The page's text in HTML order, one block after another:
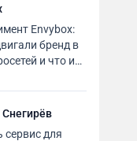
Envybox:
бренд в
и что из
сервис для